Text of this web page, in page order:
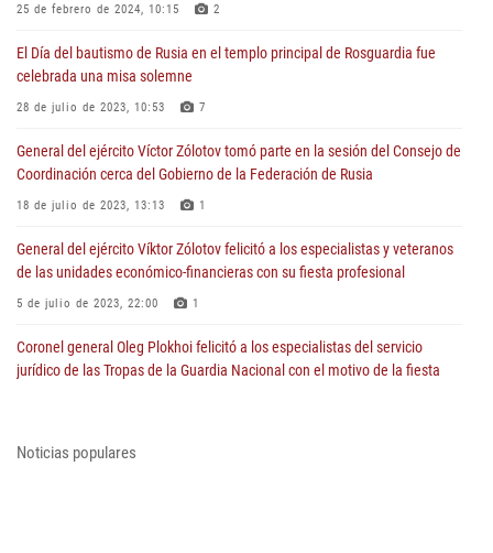
25 de febrero de 2024, 10:15 2
El Día del bautismo de Rusia en el templo principal de Rosguardia fue
celebrada una misa solemne
28 de julio de 2023, 10:53 7
General del ejército Víctor Zólotov tomó parte en la sesión del Consejo de
Coordinación cerca del Gobierno de la Federación de Rusia
18 de julio de 2023, 13:13 1
General del ejército Víktor Zólotov felicitó a los especialistas y veteranos
de las unidades económico-financieras con su fiesta profesional
5 de julio de 2023, 22:00 1
Coronel general Oleg Plokhoi felicitó a los especialistas del servicio
jurídico de las Tropas de la Guardia Nacional con el motivo de la fiesta
Noticias populares